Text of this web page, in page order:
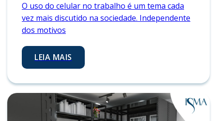
O uso do celular no trabalho é um tema cada
vez mais discutido na sociedade. Independente
dos motivos
LEIA MAIS